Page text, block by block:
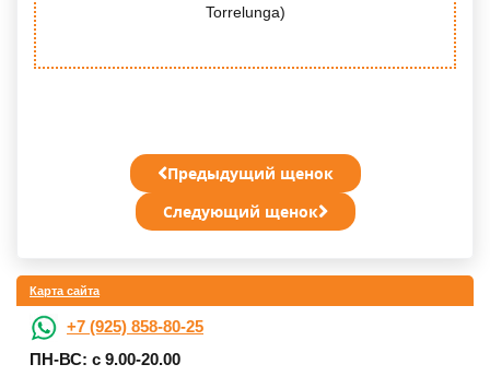
Torrelunga)
Предыдущий щенок
Следующий щенок
Карта сайта
+7 (925) 858-80-25
ПН-ВС: с 9.00-20.00